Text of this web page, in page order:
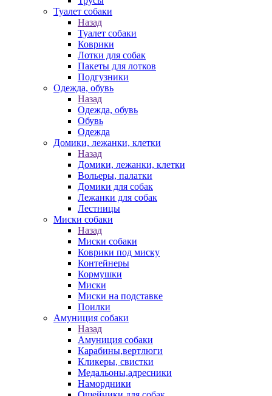
Туалет собаки
Назад
Туалет собаки
Коврики
Лотки для собак
Пакеты для лотков
Подгузники
Одежда, обувь
Назад
Одежда, обувь
Обувь
Одежда
Домики, лежанки, клетки
Назад
Домики, лежанки, клетки
Вольеры, палатки
Домики для собак
Лежанки для собак
Лестницы
Миски собаки
Назад
Миски собаки
Коврики под миску
Контейнеры
Кормушки
Миски
Миски на подставке
Поилки
Амуниция собаки
Назад
Амуниция собаки
Карабины,вертлюги
Кликеры, свистки
Медальоны,адресники
Намордники